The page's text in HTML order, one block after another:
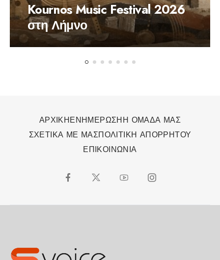
Kournos Music Festival 2026
στη Λήμνο
ΑΡΧΙΚΗΕΝΗΜΕΡΩΣΗΗ ΟΜΑΔΑ ΜΑΣ
ΣΧΕΤΙΚΑ ΜΕ ΜΑΣΠΟΛΙΤΙΚΗ ΑΠΟΡΡΗΤΟΥ
ΕΠΙΚΟΙΝΩΝΙΑ